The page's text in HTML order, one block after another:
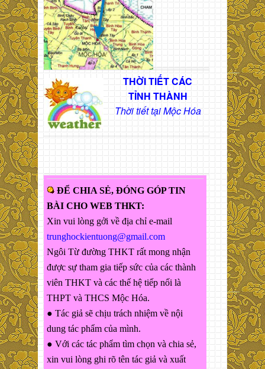
THỜI TIẾT CÁC
TỈNH THÀNH
Thời tiết tại Mộc Hóa
ĐỂ CHIA SẺ, ĐÓNG GÓP TIN
BÀI CHO WEB THKT:
Xin vui lòng gởi về địa chỉ e-mail
trunghockientuong@gmail.com
Ngôi Từ đường THKT rất mong nhận
được sự tham gia tiếp sức của các thành
viên THKT và các thế hệ tiếp nối là
THPT và THCS Mộc Hóa.
● Tác giả sẽ chịu trách nhiệm về nội
dung tác phẩm của mình.
● Với các tác phẩm tìm chọn và chia sẻ,
xin vui lòng ghi rõ tên tác giả và xuất